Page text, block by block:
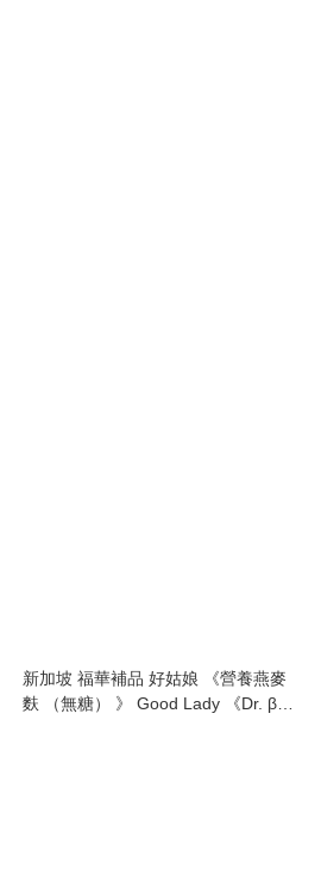
新加坡 福華補品 好姑娘 《營養燕麥
麩 （無糖） 》 Good Lady 《Dr. β-